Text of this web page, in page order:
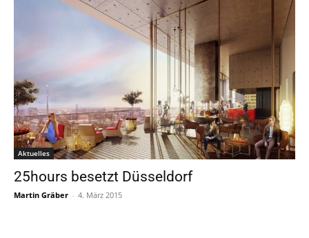
Aktuelles
25hours besetzt Düsseldorf
Martin Gräber - 4. März 2015